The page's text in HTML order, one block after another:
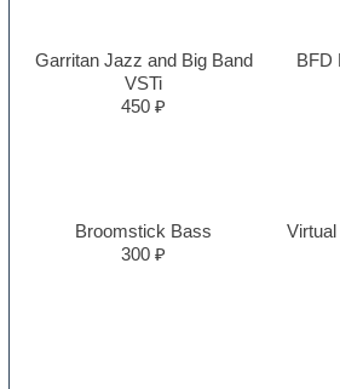
Garritan Jazz and Big Band
VSTi
450 ₽
BFD
Broomstick Bass
300 ₽